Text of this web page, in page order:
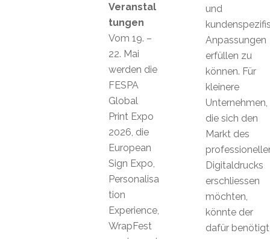
und
Anpassungen
erfüllen zu
können. Für
kleinere
Unternehmen,
die sich den
Markt des
Digitaldrucks
erschliessen
möchten,
könnte der
dafür
Veranstal
tungen
Vom 19. –
22. Mai
werden die
FESPA
Global
Print Expo
2026, die
European
Sign Expo,
Personalisa
tion
Experience,
WrapFest